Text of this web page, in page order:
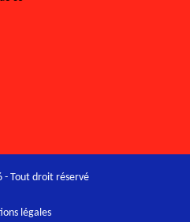
- Tout droit réservé
légales